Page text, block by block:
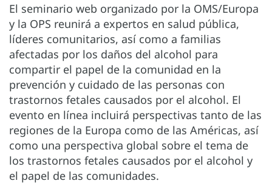
El seminario web organizado por la OMS/Europa
y la OPS reunirá a expertos en salud pública,
líderes comunitarios, así como a familias
afectadas por los daños del alcohol para
compartir el papel de la comunidad en la
prevención y cuidado de las personas con
trastornos fetales causados por el alcohol. El
evento en línea incluirá perspectivas tanto de las
regiones de la Europa como de las Américas, así
como una perspectiva global sobre el tema de
los trastornos fetales causados por el alcohol y
el papel de las comunidades.